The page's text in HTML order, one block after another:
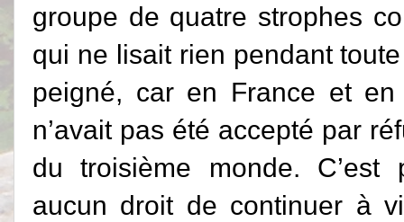
groupe de quatre strophes
qui ne lisait rien pendant
peigné, car en France et
n’avait pas été accepté par
du troisième monde. C’est
aucun droit de continuer à